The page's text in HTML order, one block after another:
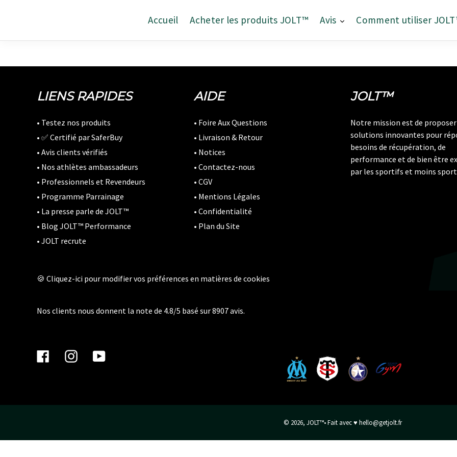
Accueil Acheter les produits JOLT™ Avis Comment utiliser
LIENS RAPIDES
• Testez nos produits
• ✅ Certifié par SaferBuy
• Avis clients vérifiés
• Nos athlètes ambassadeurs
• Professionnels et Revendeurs
• Programme Parrainage
• La presse parle de JOLT™
• Blog JOLT™ Performance
• JOLT recrute
AIDE
• Foire Aux Questions
• Livraison & Retour
• Notices
• Contactez-nous
• CGV
• Mentions Légales
• Confidentialité
• Plan du Site
JOLT™
Notre mission est de proposer
solutions innovantes pour
besoins de récupération, de
performance et de bien être
par les sportifs et moins
🍪 Cliquez-ici pour modifier vos préférences en matières de cookies
Nos clients nous donnent la note de 4.8/5 basé sur 8907 avis.
FacebookInstagramYouTube
© 2026, JOLT™• Fait avec ♥ hello@getjolt.fr